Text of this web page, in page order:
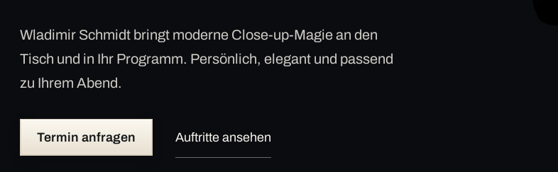
Wladimir Schmidt bringt moderne Close-up-Magie an den
Tisch und in Ihr Programm. Persönlich, elegant und passend
zu Ihrem Abend.
Termin anfragen Auftritte ansehen